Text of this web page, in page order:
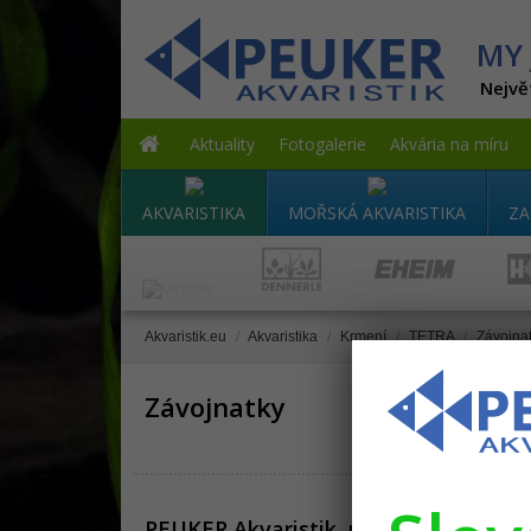
MY
Aktuality Fotogalerie Akvária na míru
AKVARISTIKA MOŘSKÁ AKVARISTIKA
Akvaristik.eu / Akvaristika / Krmení / TETRA /
Závojnatky